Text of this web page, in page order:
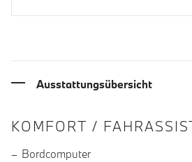
Ausstattungsübersicht
INFORMATIONEN
KOMFORT /
Bordcomputer